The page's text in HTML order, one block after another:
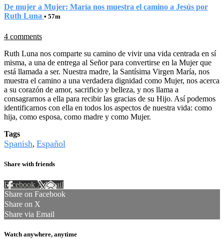
De mujer a Mujer: María nos muestra el camino a Jesús por
Ruth Luna • 57m
4 comments
Ruth Luna nos comparte su camino de vivir una vida centrada en sí
misma, a una de entrega al Señor para convertirse en la Mujer que
está llamada a ser. Nuestra madre, la Santísima Virgen María, nos
muestra el camino a una verdadera dignidad como Mujer, nos acerca
a su corazón de amor, sacrificio y belleza, y nos llama a
consagrarnos a ella para recibir las gracias de su Hijo. Así podemos
identificarnos con ella en todos los aspectos de nuestra vida: como
hija, como esposa, como madre y como Mujer.
Tags
Spanish, Español
Share with friends
Facebook XEmail
Share on Facebook
Share on X
Share via Email
Watch anywhere, anytime